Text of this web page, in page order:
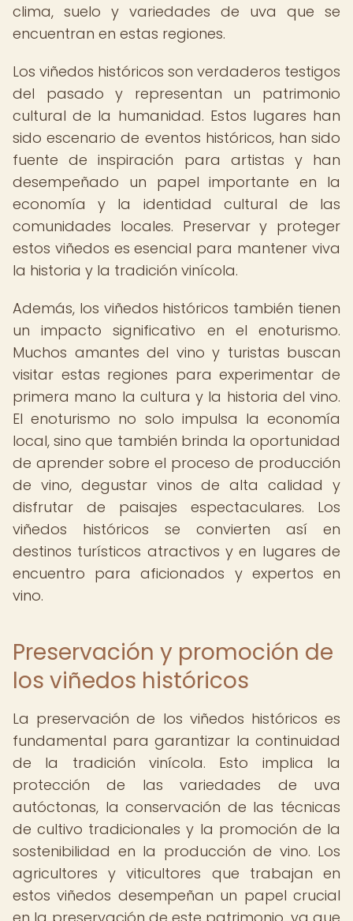
clima, suelo y variedades de uva que se
encuentran en estas regiones.
Los viñedos históricos son verdaderos testigos
del pasado y representan un patrimonio
cultural de la humanidad. Estos lugares han
sido escenario de eventos históricos, han sido
fuente de inspiración para artistas y han
desempeñado un papel importante en la
economía y la identidad cultural de las
comunidades locales. Preservar y proteger
estos viñedos es esencial para mantener viva
la historia y la tradición vinícola.
Además, los viñedos históricos también tienen
un impacto significativo en el enoturismo.
Muchos amantes del vino y turistas buscan
visitar estas regiones para experimentar de
primera mano la cultura y la historia del vino.
El enoturismo no solo impulsa la economía
local, sino que también brinda la oportunidad
de aprender sobre el proceso de producción
de vino, degustar vinos de alta calidad y
disfrutar de paisajes espectaculares. Los
viñedos históricos se convierten así en
destinos turísticos atractivos y en lugares de
encuentro para aficionados y expertos en
vino.
Preservación y promoción de
los viñedos históricos
La preservación de los viñedos históricos es
fundamental para garantizar la continuidad
de la tradición vinícola. Esto implica la
protección de las variedades de uva
autóctonas, la conservación de las técnicas
de cultivo tradicionales y la promoción de la
sostenibilidad en la producción de vino. Los
agricultores y viticultores que trabajan en
estos viñedos desempeñan un papel crucial